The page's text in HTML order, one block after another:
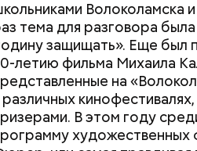
Волоколамска
тема для разговора
защищать». Еще был
летию фильма Михаила
на
различных
В этом году